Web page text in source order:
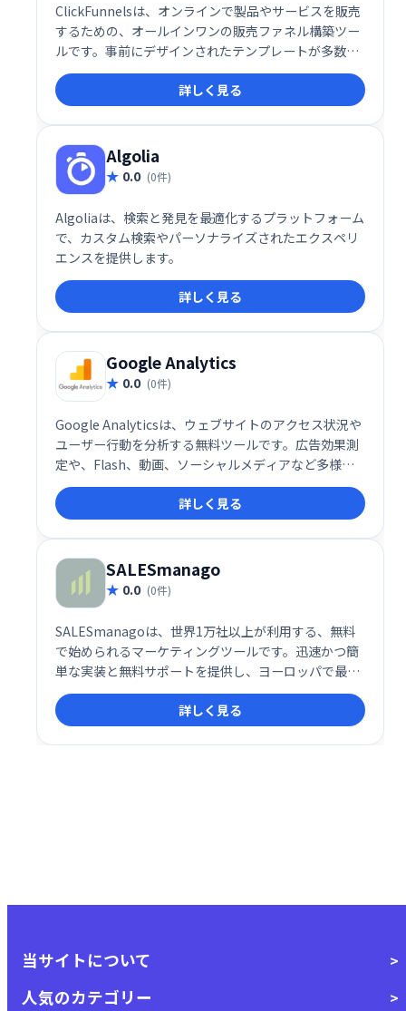
ClickFunnelsは、オンラインで製品やサービスを販売
するための、オールインワンの販売ファネル構築ツー
ルです。事前にデザインされたテンプレートが多数用
意されているため、初心者でも簡単に、効果的な販売
ファネルを作成できます。ビジネスの成長を加速さ
せ、オンラインでの販売を効率化したい企業に最適で
す。様々な機能が統合されており、マーケティングか
ら販売、配信までをシームレスに管理できます。
詳しく見る
Algolia
0.0 (0件)
Algoliaは、検索と発見を最適化するプラットフォーム
で、カスタム検索やパーソナライズされたエクスペリ
エンスを提供します。
詳しく見る
Google Analytics
0.0 (0件)
Google Analyticsは、ウェブサイトのアクセス状況や
ユーザー行動を分析する無料ツールです。広告効果測
定や、Flash、動画、ソーシャルメディアなど多様な
データの追跡が可能です。ウェブサイトの改善やビジ
ネス成長のための貴重なインサイトを提供します。
詳しく見る
SALESmanago
0.0 (0件)
SALESmanagoは、世界1万社以上が利用する、無料
で始められるマーケティングツールです。迅速かつ簡
単な実装と無料サポートを提供し、ヨーロッパで最も
急速に成長を続けるプラットフォームとして、効果的
なマーケティング戦略の実現を支援します。
詳しく見る
当サイトについて
人気のカテゴリー